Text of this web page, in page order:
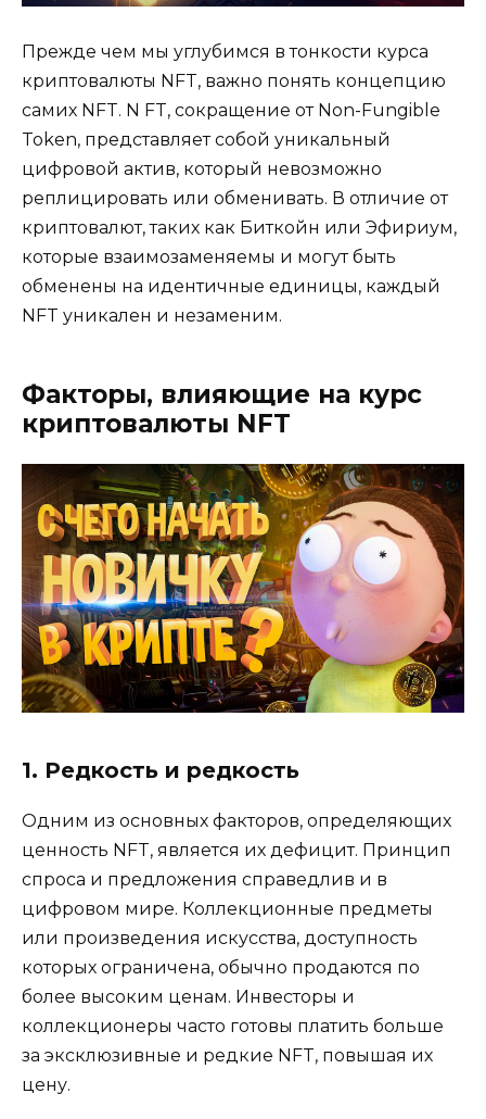
Прежде чем мы углубимся в тонкости курса
криптовалюты NFT, важно понять концепцию
самих NFT. N FT, сокращение от Non-Fungible
Token, представляет собой уникальный
цифровой актив, который невозможно
реплицировать или обменивать. В отличие от
криптовалют, таких как Биткойн или Эфириум,
которые взаимозаменяемы и могут быть
обменены на идентичные единицы, каждый
NFT уникален и незаменим.
Факторы, влияющие на курс
криптовалюты NFT
1. Редкость и редкость
Одним из основных факторов, определяющих
ценность NFT, является их дефицит. Принцип
спроса и предложения справедлив и в
цифровом мире. Коллекционные предметы
или произведения искусства, доступность
которых ограничена, обычно продаются по
более высоким ценам. Инвесторы и
коллекционеры часто готовы платить больше
за эксклюзивные и редкие NFT, повышая их
цену.